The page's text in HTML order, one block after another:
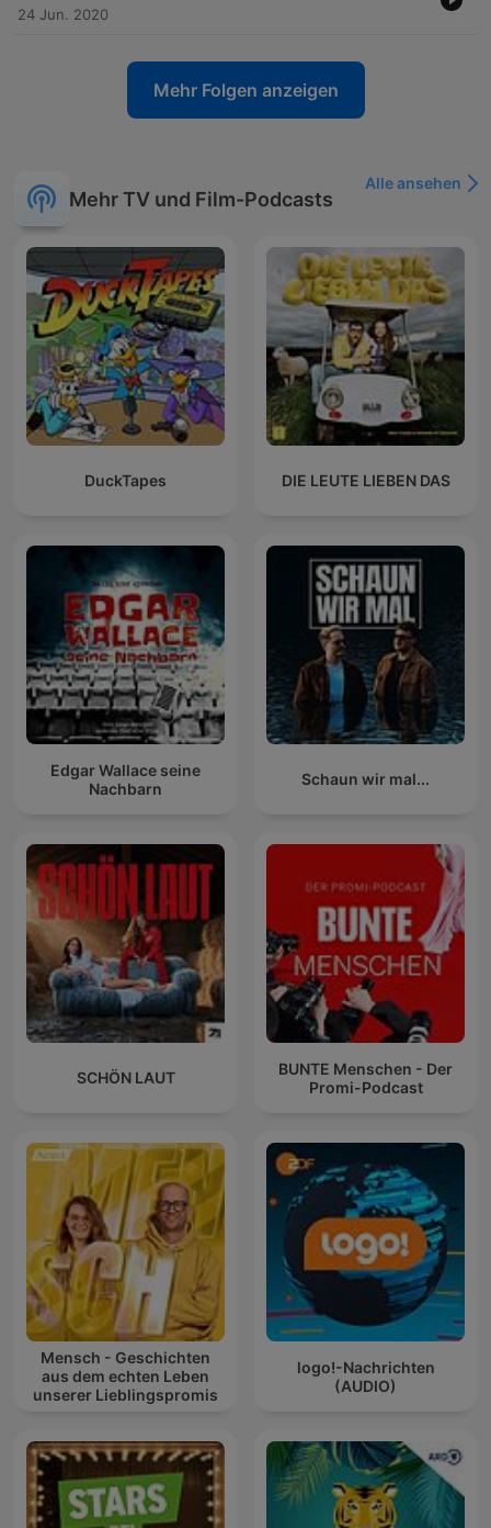
24 Jun. 2020
Mehr Folgen anzeigen
Mehr TV und Film-Podcasts
Alle ansehen
DuckTapes DIE LEUTE LIEBEN DAS
Edgar Wallace seine
Nachbarn
Schaun wir mal...
SCHÖN LAUT
BUNTE Menschen - Der
Promi-Podcast
Mensch - Geschichten
aus dem echten Leben
unserer Lieblingspromis
logo!-Nachrichten
(AUDIO)